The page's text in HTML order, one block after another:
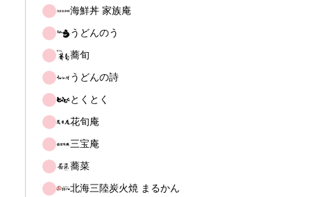
海鮮丼 家族庵
うどんのう
蕎旬
うどんの詩
とくとく
花旬庵
三宝庵
蕎菜
北海三陸炭火焼 まるかん